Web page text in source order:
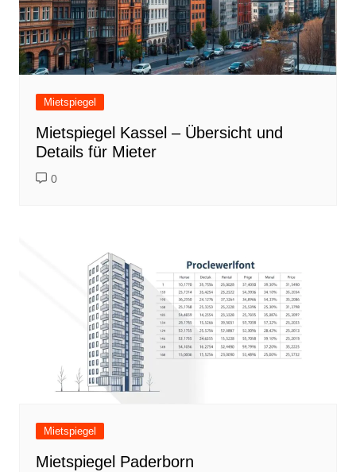
Mietspiegel
Mietspiegel Kassel – Übersicht und
Details für Mieter
0
Mietspiegel
Mietspiegel Paderborn